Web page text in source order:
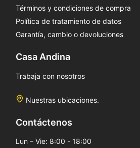
Términos y condiciones de compra
Política de tratamiento de datos
Garantía, cambio o devoluciones
Casa Andina
Trabaja con nosotros
Nuestras ubicaciones.
Contáctenos
Lun – Vie: 8:00 - 18:00